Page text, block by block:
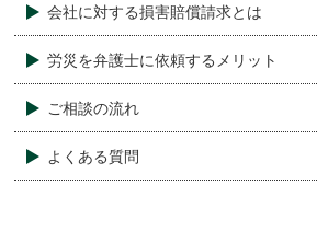
会社に対する損害賠償請求とは
労災を弁護士に依頼するメリット
ご相談の流れ
よくある質問